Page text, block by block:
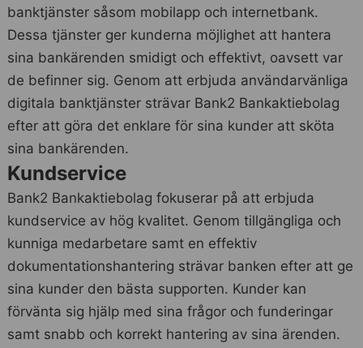
banktjänster såsom mobilapp och internetbank.
Dessa tjänster ger kunderna möjlighet att hantera
sina bankärenden smidigt och effektivt, oavsett var
de befinner sig. Genom att erbjuda användarvänliga
digitala banktjänster strävar Bank2 Bankaktiebolag
efter att göra det enklare för sina kunder att sköta
sina bankärenden.
Kundservice
Bank2 Bankaktiebolag fokuserar på att erbjuda
kundservice av hög kvalitet. Genom tillgängliga och
kunniga medarbetare samt en effektiv
dokumentationshantering strävar banken efter att ge
sina kunder den bästa supporten. Kunder kan
förvänta sig hjälp med sina frågor och funderingar
samt snabb och korrekt hantering av sina ärenden.